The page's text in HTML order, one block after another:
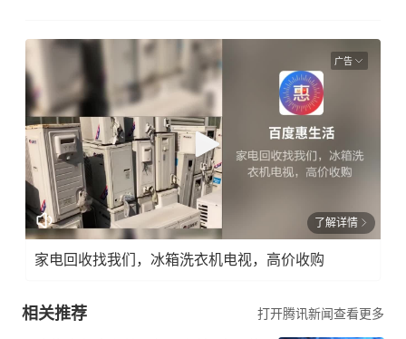
广告
了解详情
家电回收找我们，冰箱洗衣机电视，高价收购
相关推荐 打开腾讯新闻查看更多